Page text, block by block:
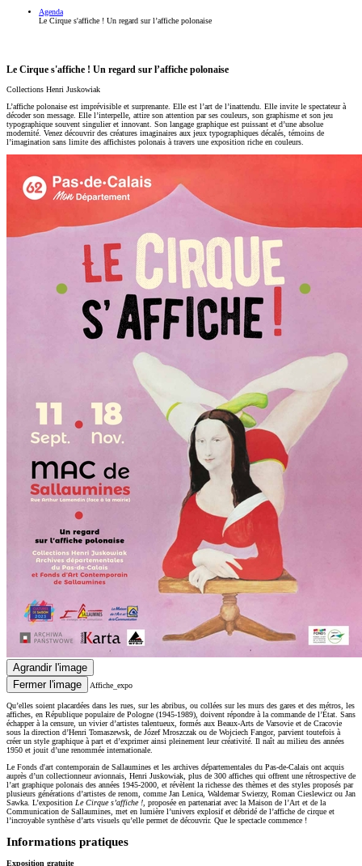
Agenda
Le Cirque s'affiche ! Un regard sur l’affiche polonaise
Le Cirque s'affiche ! Un regard sur l’affiche polonaise
Collections Henri Juskowiak
L’affiche polonaise est imprévisible et surprenante. Elle est l’art de l’inattendu. Elle invite le spectateur à
décoder son message. Elle l’interpelle, attire son attention par ses couleurs, son graphisme et son jeu
typographique souvent singulier et innovant. Son langage graphique est puissant et d’une absolue
modernité. Venez découvrir des créatures imaginaires aux jeux typographiques décalés, témoins de
l’imagination sans limite des affichistes polonais à travers une exposition riche en couleurs.
Agrandir l'image
Fermer l'image
Affiche_expo
Qu’elles soient placardées dans les rues, sur les abribus, ou collées sur les murs des gares et des métros, les
affiches, en République populaire de Pologne (1945-1989), doivent répondre à la commande de l’État. Sans
échapper à la censure, un vivier d’artistes talentueux, formés aux Beaux-Arts de Varsovie et de Cracovie
sous la direction d’Henri Tomaszewsk, de Józef Mroszczak ou de Wojciech Fangor, parvient toutefois à
créer un style graphique à part et d’exprimer ainsi pleinement leur créativité. Il naît au milieu des années
1950 et jouit d’une renommée internationale.
Le Fonds d'art contemporain de Sallaumines et les archives départementales du Pas-de-Calais ont acquis
auprès d’un collectionneur avionnais, Henri Juskowiak, plus de 300 affiches qui offrent une rétrospective de
l’art graphique polonais des années 1945-2000, et révèlent la richesse des thèmes et des styles proposés par
plusieurs générations d’artistes de renom, comme Jan Lenica, Waldemar Swierzy, Roman Cieslewicz ou Jan
Sawka. L’exposition Le Cirque s’affiche !, proposée en partenariat avec la Maison de l’Art et de la
Communication de Sallaumines, met en lumière l’univers explosif et débridé de l’affiche de cirque et
l’incroyable synthèse d’arts visuels qu’elle permet de découvrir. Que le spectacle commence !
Informations pratiques
Exposition gratuite